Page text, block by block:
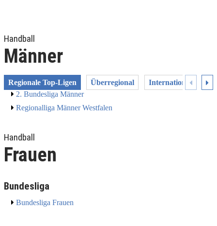
Handball
Männer
Regionale Top-Ligen Überregional International
2. Bundesliga Männer
Regionalliga Männer Westfalen
Handball
Frauen
Bundesliga
Bundesliga Frauen